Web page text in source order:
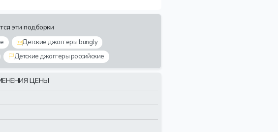
эти подборки
Детские джоггеры bungly
Детские джоггеры российские
ЦЕНЫ